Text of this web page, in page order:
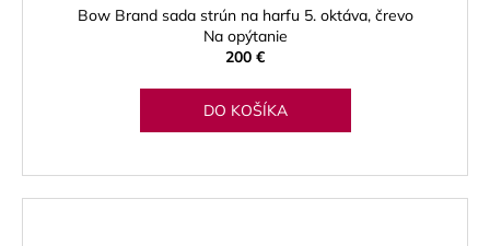
Bow Brand sada strún na harfu 5. oktáva, črevo
Na opýtanie
200 €
DO KOŠÍKA